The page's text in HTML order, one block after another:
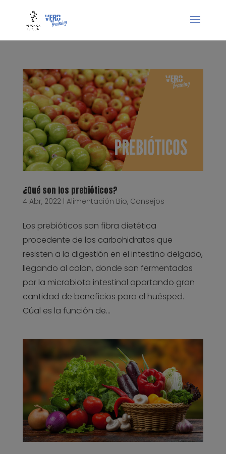
¿Qué son los prebióticos?
4 Abr, 2022 Alimentación Bio, Consejos
Los prebióticos son fibra dietética
procedente de los carbohidratos que
resisten a la digestión en el intestino delgado,
llegando al colon, donde son fermentados
por la microbiota intestinal aportando gran
cantidad de beneficios para el huésped.
Cúal es la función de...